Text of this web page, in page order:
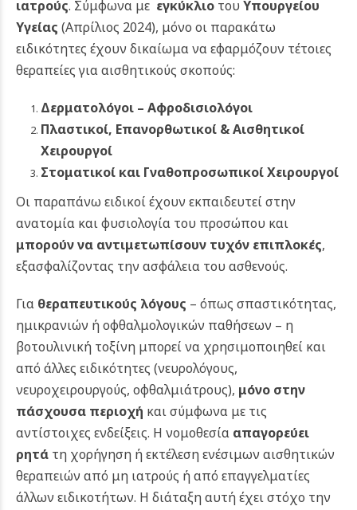
ιατρούς. Σύμφωνα με εγκύκλιο του Υπουργείου
Υγείας (Απρίλιος 2024), μόνο οι παρακάτω
ειδικότητες έχουν δικαίωμα να εφαρμόζουν τέτοιες
θεραπείες για αισθητικούς σκοπούς:
Δερματολόγοι – Αφροδισιολόγοι
Πλαστικοί, Επανορθωτικοί & Αισθητικοί
Χειρουργοί
Στοματικοί και Γναθοπροσωπικοί Χειρουργοί
Οι παραπάνω ειδικοί έχουν εκπαιδευτεί στην
ανατομία και φυσιολογία του προσώπου και
μπορούν να αντιμετωπίσουν τυχόν επιπλοκές,
εξασφαλίζοντας την ασφάλεια του ασθενούς.
Για θεραπευτικούς λόγους – όπως σπαστικότητας,
ημικρανιών ή οφθαλμολογικών παθήσεων – η
βοτουλινική τοξίνη μπορεί να χρησιμοποιηθεί και
από άλλες ειδικότητες (νευρολόγους,
νευροχειρουργούς, οφθαλμιάτρους), μόνο στην
πάσχουσα περιοχή και σύμφωνα με τις
αντίστοιχες ενδείξεις. Η νομοθεσία απαγορεύει
ρητά τη χορήγηση ή εκτέλεση ενέσιμων αισθητικών
θεραπειών από μη ιατρούς ή από επαγγελματίες
άλλων ειδικοτήτων. Η διάταξη αυτή έχει στόχο την